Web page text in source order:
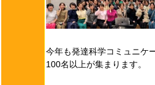
今年も発達科学コミュニケ
100名以上が集まります。